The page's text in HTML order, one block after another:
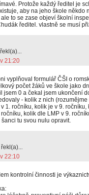
Protože každý ředitel je
aby na jeho škole někdo
to se zase objeví školní
ředitel. vlastně se musí
řekl(a)...
21:20
vyplňoval formulář ČŠI o
počet žáků ve škole jako
jsem 0 a čekal jsem ukončení
- kolik z nich
v 1. ročníku, kolik je v 9.
kolik dle LMP v 9.
tu svou nulu opravit.
řekl(a)...
22:10
kontrolní činnosti je